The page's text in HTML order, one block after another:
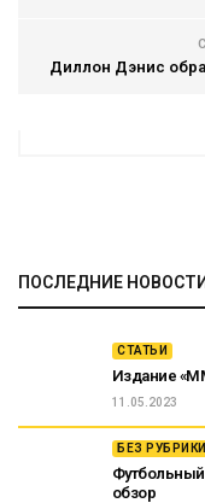
Диллон Дэнис
ПОСЛЕДНИЕ НОВОСТИ
СТАТЬИ
Издание
11.05.2023
БЕЗ РУБРИКИ
Футбольный
обзор